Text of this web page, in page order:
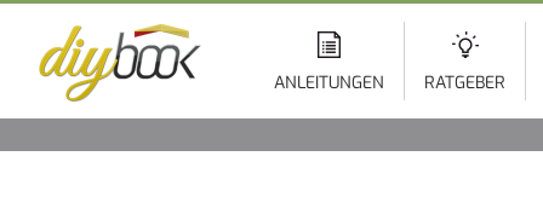
ANLEITUNGEN RATGEBER